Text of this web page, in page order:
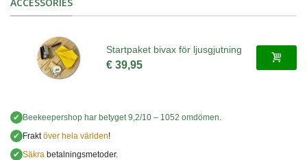
Startpaket bivax för ljusgjutning
€ 39,95
✔ Beekeepershop har betyget 9,2/10 – 1052 omdömen.
✔ Fraktöver hela världen!
✔ Säkra betalningsmetoder.